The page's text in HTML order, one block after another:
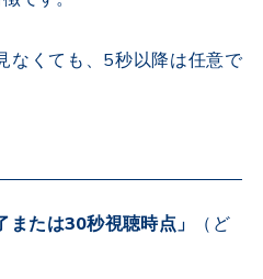
くても、 5秒以降は任意で
または30秒視聴時点」
（ど